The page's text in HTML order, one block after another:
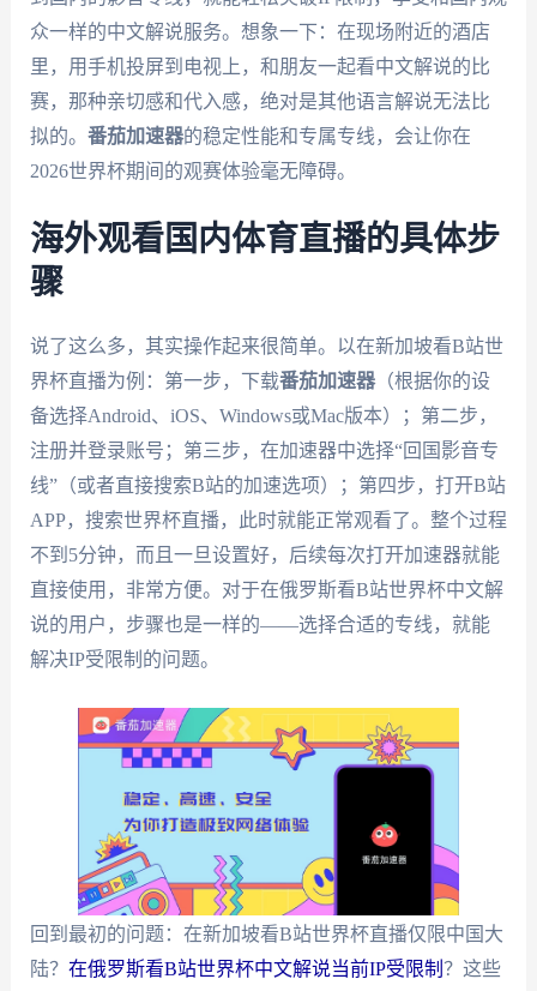
众一样的中文解说服务。想象一下：在现场附近的酒店
里，用手机投屏到电视上，和朋友一起看中文解说的比
赛，那种亲切感和代入感，绝对是其他语言解说无法比
拟的。 番茄加速器的稳定性能和专属专线，会让你在
2026世界杯期间的观赛体验毫无障碍。
海外观看国内体育直播的具体步
骤
说了这么多，其实操作起来很简单。以在新加坡看B站世
界杯直播为例：第一步，下载番茄加速器（根据你的设
备选择Android、iOS、Windows或Mac版本）；第二步，
注册并登录账号；第三步，在加速器中选择“回国影音专
线”（或者直接搜索B站的加速选项）；第四步，打开B站
APP，搜索世界杯直播，此时就能正常观看了。整个过程
不到5分钟，而且一旦设置好，后续每次打开加速器就能
直接使用，非常方便。对于在俄罗斯看B站世界杯中文解
说的用户，步骤也是一样的——选择合适的专线，就能
解决IP受限制的问题。
回到最初的问题：在新加坡看B站世界杯直播仅限中国大
陆？ 在俄罗斯看B站世界杯中文解说当前IP受限制 ？这些